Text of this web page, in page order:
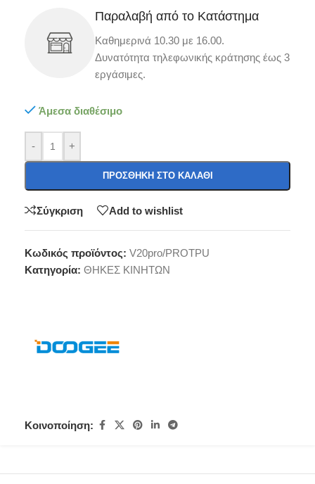
Παραλαβή από το Κατάστημα
Καθημερινά 10.30 με 16.00.
Δυνατότητα τηλεφωνικής κράτησης έως 3
εργάσιμες.
Άμεσα διαθέσιμο
- +
ΠΡΟΣΘΉΚΗ ΣΤΟ ΚΑΛΆΘΙ
Σύγκριση Add to wishlist
Κωδικός προϊόντος: V20pro/PROTPU
Κατηγορία: ΘΗΚΕΣ ΚΙΝΗΤΩΝ
Κοινοποίηση: